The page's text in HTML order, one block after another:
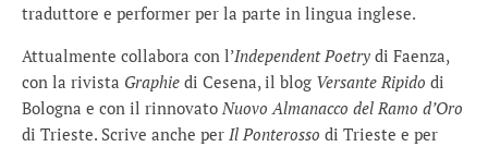
traduttore e performer per la parte in lingua inglese.
Attualmente collabora con l’Independent Poetry di Faenza,
con la rivista Graphie di Cesena, il blog Versante Ripido di
Bologna e con il rinnovatoNuovo Almanacco del Ramo d’Oro
di Trieste. Scrive anche per Il Ponterosso di Trieste e per